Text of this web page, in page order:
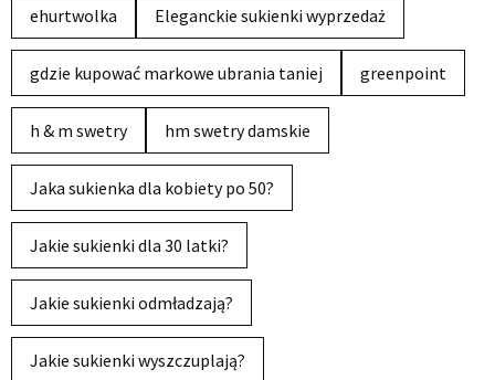
ehurtwolka Eleganckie sukienki wyprzedaż
gdzie kupować markowe ubrania taniej greenpoint
h & m swetry hm swetry damskie
Jaka sukienka dla kobiety po 50?
Jakie sukienki dla 30 latki?
Jakie sukienki odmładzają?
Jakie sukienki wyszczuplają?